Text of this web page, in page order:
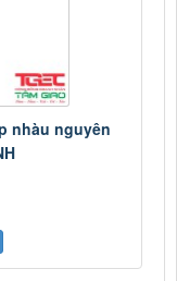
nhàu nguyên